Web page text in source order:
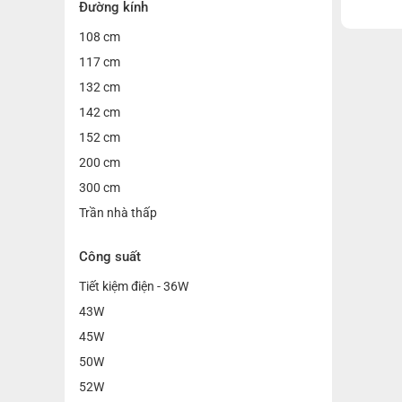
Đường kính
108 cm
117 cm
132 cm
142 cm
152 cm
200 cm
300 cm
Trần nhà thấp
Công suất
Tiết kiệm điện - 36W
43W
45W
50W
52W